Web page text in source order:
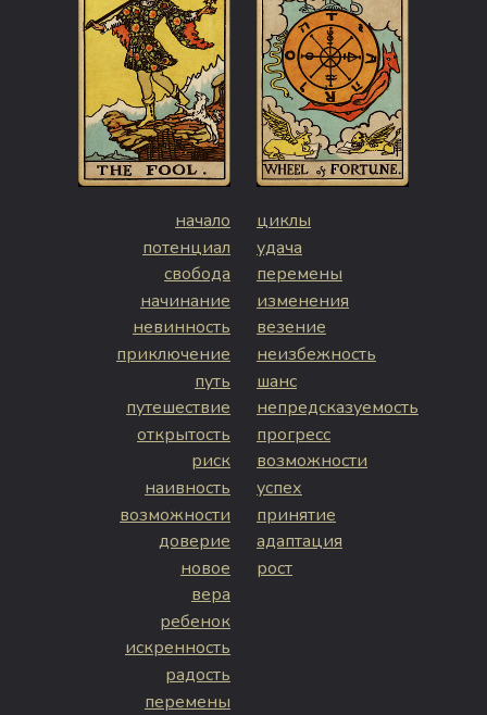
начало
потенциал
свобода
начинание
невинность
приключение
путь
путешествие
открытость
риск
наивность
возможности
доверие
новое
вера
ребенок
искренность
радость
перемены
циклы
удача
перемены
изменения
везение
неизбежность
шанс
непредсказуемость
прогресс
возможности
успех
принятие
адаптация
рост